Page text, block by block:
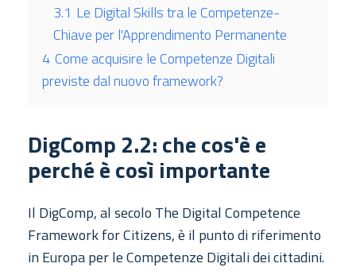
3.1 Le Digital Skills tra le Competenze-
Chiave per l'Apprendimento Permanente
4 Come acquisire le Competenze Digitali
previste dal nuovo framework?
DigComp 2.2: che cos'è e
perché è così importante
Il DigComp, al secolo The Digital Competence
Framework for Citizens, è il punto di riferimento
in Europa per le Competenze Digitali dei cittadini.